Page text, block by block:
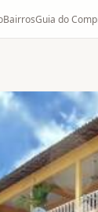
BairrosGuia do